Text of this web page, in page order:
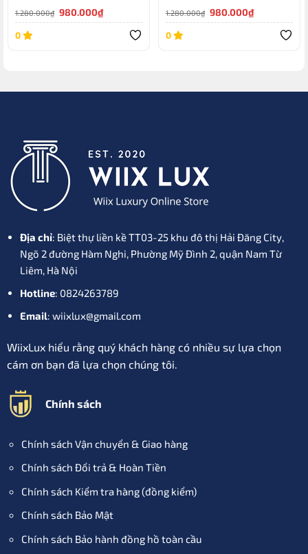
1.280.000₫ Giá
gốc
980.000₫Giá
hiện
0
1.280.000₫ Giá
gốc
980.000₫Giá
hiện
0
Địa chỉ: Biệt thự liền kề TT03-25 khu đô thị Hải Đăng City,
Ngõ 2 đường Hàm Nghi, Phường Mỹ Đình 2, quận Nam Từ
Liêm, Hà Nội
Hotline: 0824263789
Email: wiixlux@gmail.com
WiixLux hiểu rằng quý khách hàng có nhiều sự lựa chọn
cám ơn bạn đã lựa chọn chúng tôi.
Chính sách
Chính sách Vận chuyển & Giao hàng
Chính sách Đổi trả & Hoàn Tiền
Chính sách Kiểm tra hàng (đồng kiểm)
Chính sách Bảo Mật
Chính sách Bảo hành đồng hồ toàn cầu